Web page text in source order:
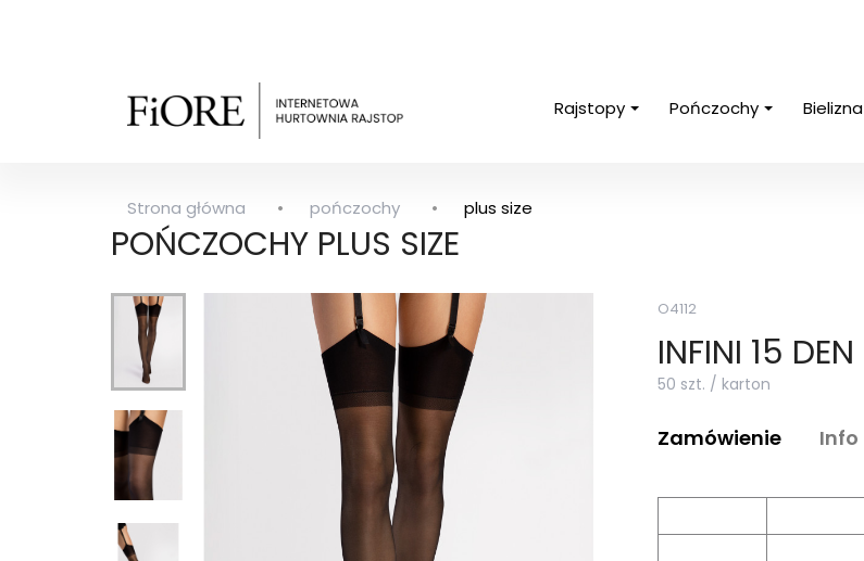
Rajstopy Pończochy Bielizna
Strona główna pończochy plus size
POŃCZOCHY PLUS SIZE
O4112
INFINI 15 DEN
50 szt. / karton
Zamówienie Info